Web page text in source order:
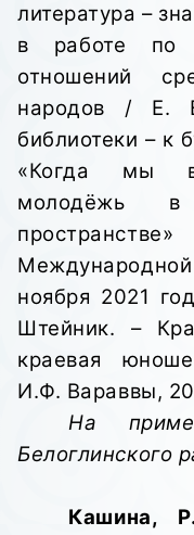
литература –
в работе по
отношений
народов / Е.
библиотеки – к
«Когда мы
молодёжь в
пространстве»
ноября 2021
Штейник. –
краевая
И.Ф. Вараввы,
На
Белоглинского
Кашина,